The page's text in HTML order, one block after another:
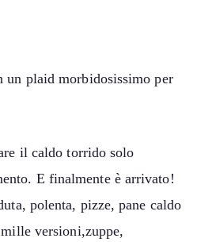
un plaid morbidosissimo per
il caldo torrido solo
E finalmente è arrivato!
polenta, pizze, pane caldo
versioni,zuppe,